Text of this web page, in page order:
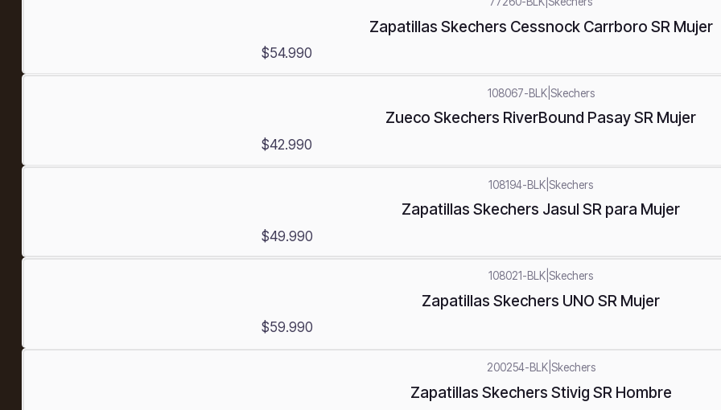
Zapatillas Skechers Cessnock Carrboro SR Mujer
$54.990
108067-BLK| Skechers
Zueco Skechers RiverBound Pasay SR Mujer
$42.990
108194-BLK Skechers
Zapatillas Skechers Jasul SR para Mujer
$49.990
108021-BLK Skechers
Zapatillas Skechers UNO SR Mujer
$59.990
200254-BLK| Skechers
Zapatillas Skechers Stivig SR Hombre